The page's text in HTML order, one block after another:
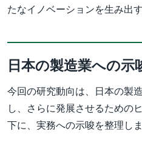
たなイノベーションを生み出
日本の製造業への示
今回の研究動向は、日本の製
し、さらに発展させるための
下に、実務への示唆を整理しま